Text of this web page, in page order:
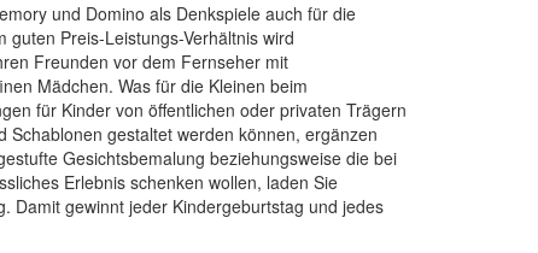
und Domino als Denkspiele auch für die
Preis-Leistungs-Verhältnis wird
Freunden vor dem Fernseher mit
Mädchen. Was für die Kleinen beim
für Kinder von öffentlichen oder privaten Trägern
gestaltet werden können, ergänzen
Gesichtsbemalung beziehungsweise die bei
Erlebnis schenken wollen, laden Sie
Damit gewinnt jeder Kindergeburtstag und jedes